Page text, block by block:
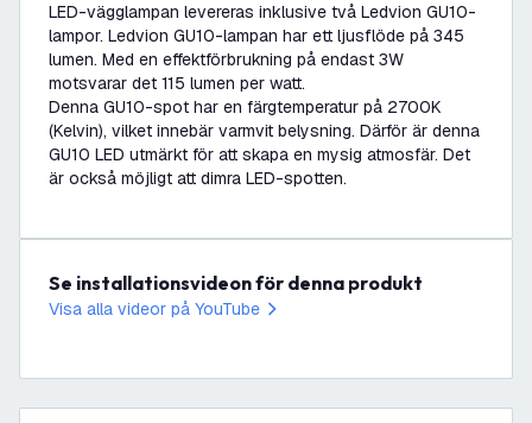
LED-vägglampan levereras inklusive två Ledvion GU10-
lampor. Ledvion GU10-lampan har ett ljusflöde på 345
lumen. Med en effektförbrukning på endast 3W
motsvarar det 115 lumen per watt.
Denna GU10-spot har en färgtemperatur på 2700K
(Kelvin), vilket innebär varmvit belysning. Därför är denna
GU10 LED utmärkt för att skapa en mysig atmosfär. Det
är också möjligt att dimra LED-spotten.
Se installationsvideon för denna produkt
Visa alla videor på YouTube